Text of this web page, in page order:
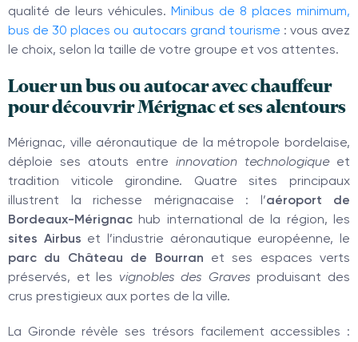
qualité de leurs véhicules. Minibus de 8 places minimum,
bus de 30 places ou autocars grand tourisme : vous avez
le choix, selon la taille de votre groupe et vos attentes.
Louer un bus ou autocar avec chauffeur
pour découvrir Mérignac et ses alentours
Mérignac, ville aéronautique de la métropole bordelaise,
déploie ses atouts entre innovation technologiqueet
tradition viticole girondine. Quatre sites principaux
illustrent la richesse mérignacaise : l’aéroport de
Bordeaux-Mérignac hub international de la région, les
sites Airbus et l’industrie aéronautique européenne, le
parc du Château de Bourran et ses espaces verts
préservés, et les vignobles des Graves produisant des
crus prestigieux aux portes de la ville.
La Gironde révèle ses trésors facilement accessibles :